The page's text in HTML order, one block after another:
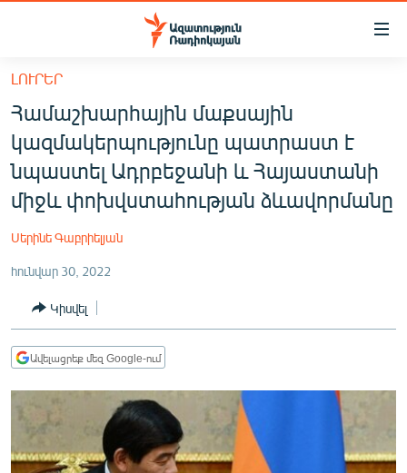
Մատչելիության
հիմնական
բովանդակությանը
Անցնել
հիմնական
մենյուին
Որոնում
ՀԱՅԱՍՏԱՆ
ՔԱՂԱՔԱԿԱՆ
ԸՆՏՐՈՒԹՅՈՒՆՆԵՐ 2026
ՊԱՏԵՐԱԶՄԻ 6 ՇԱԲԱԹՆԵՐԸ
ՏԱՐԱԾԱՇՐՋԱՆ
ՄԻՋԱԶԳԱՅԻՆ
ՄՇԱԿՈՒՅԹ
ԼՈՒՐԵՐ
Համաշխարհային մաքսային
կազմակերպությունը պատրաստ է
նպաստել Ադրբեջանի և Հայաստանի
միջև փոխվստահության ձևավորմանը
Սերինե Գաբրիելյան
հունվար 30, 2022
Կիսվել
Ավելացրեք մեզ Google-ում